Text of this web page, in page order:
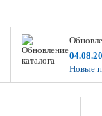
Новые